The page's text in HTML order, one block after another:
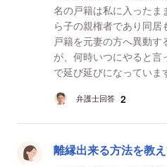
名の戸籍は私に入ったま
ら子の親権者であり同
戸籍を元妻の方へ異動
が、何時いつにやると言
で延び延びになっていま
しています...
弁護士回答 2
離縁出来る方法を教